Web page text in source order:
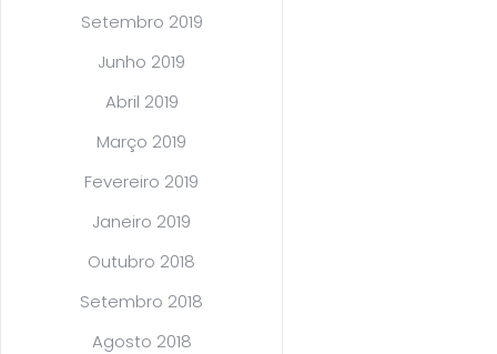
Setembro 2019
Junho 2019
Abril 2019
Março 2019
Fevereiro 2019
Janeiro 2019
Outubro 2018
Setembro 2018
Agosto 2018